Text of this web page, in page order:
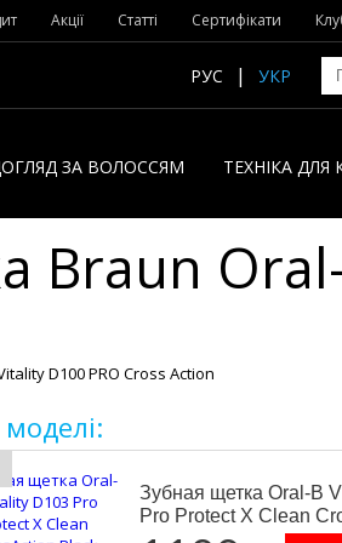
Акції Статті Сертифікати
РУС УКР
ЗА ВОЛОССЯМ ТЕХНІКА ДЛЯ
Braun
D100 PRO Cross Action
Зубная щетка Oral-B
Pro Protect X Clean
Black (D103.413.3)